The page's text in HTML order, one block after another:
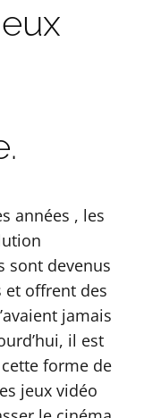
années , les
sont devenus
et offrent des
jamais
il est
forme de
jeux vidéo